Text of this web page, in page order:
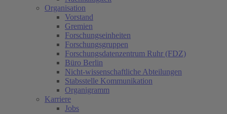
Organisation
Vorstand
Gremien
Forschungseinheiten
Forschungsgruppen
Forschungsdatenzentrum Ruhr (FDZ)
Büro Berlin
Nicht-wissenschaftliche Abteilungen
Stabsstelle Kommunikation
Organigramm
Karriere
Jobs